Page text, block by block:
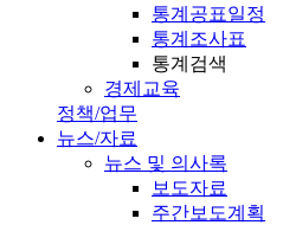
통계공표일정
통계조사표
통계검색
경제교육
정책/업무
뉴스/자료
뉴스 및 의사록
보도자료
주간보도계획